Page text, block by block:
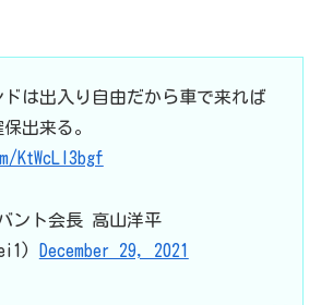
は出入り自由だから車で来れば
出来る。
KtWcLI3bgf
ト会長 高山洋平
December 29, 2021